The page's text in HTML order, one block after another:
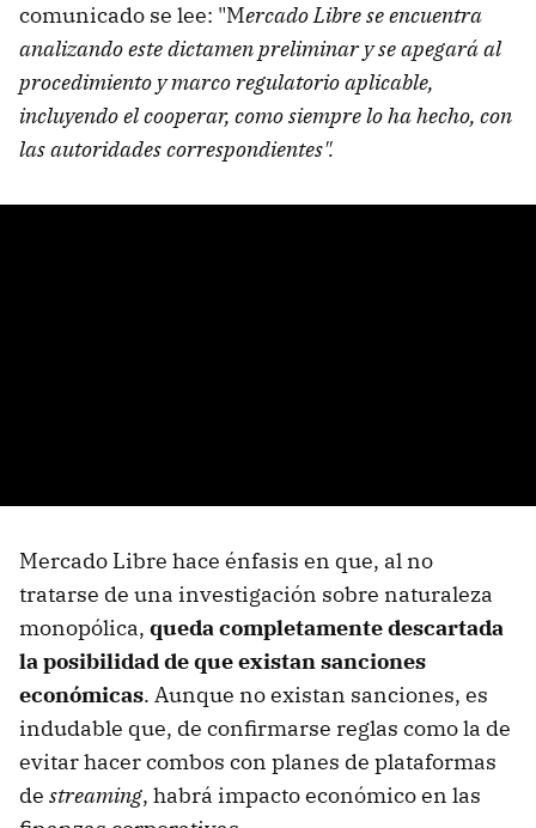
comunicado se lee: "Mercado Libre se encuentra
analizando este dictamen preliminar y se apegará al
procedimiento y marco regulatorio aplicable,
incluyendo el cooperar, como siempre lo ha hecho, con
las autoridades correspondientes".
Mercado Libre hace énfasis en que, al no
tratarse de una investigación sobre naturaleza
monopólica, queda completamente descartada
la posibilidad de que existan sanciones
económicas. Aunque no existan sanciones, es
indudable que, de confirmarse reglas como la de
evitar hacer combos con planes de plataformas
de streaming, habrá impacto económico en las